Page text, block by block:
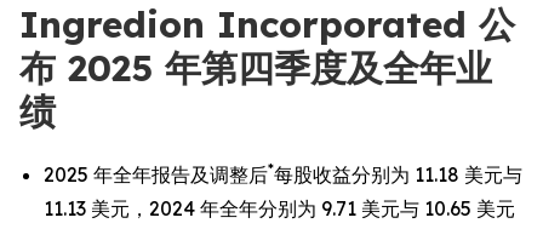
Ingredion Incorporated 公
布 2025 年第四季度及全年业
绩
2025 年全年报告及调整后*每股收益分别为 11.18 美元与
11.13 美元，2024 年全年分别为 9.71 美元与 10.65 美元